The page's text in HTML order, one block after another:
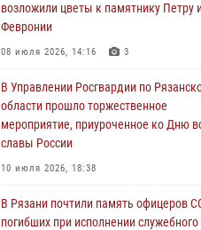
При силовой поддержке ОМОН житель
Касимовского округа лишён
законодательства
27 июля 2026, 15:26
Офицер вневедомственной охраны в
23 июля 2026, 09:02
возложили цветы к памятнику Петру
Февронии
08 июля 2026, 14:16 3
В Управлении Росгвардии по
области прошло торжественное
мероприятие, приуроченное ко Дню
славы России
10 июля 2026, 18:38
В Рязани почтили память офицеров
погибших при исполнении служебного